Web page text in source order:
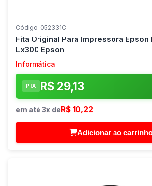
Código: 052331C
Fita Original Para Impressora Epson
Lx300 Epson
Informática
PIX R$ 29,13
em até 3x deR$ 10,22
Adicionar ao carrinho